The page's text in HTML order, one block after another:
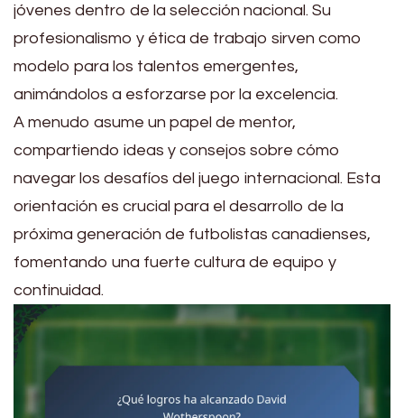
jóvenes dentro de la selección nacional. Su
profesionalismo y ética de trabajo sirven como
modelo para los talentos emergentes,
animándolos a esforzarse por la excelencia.
A menudo asume un papel de mentor,
compartiendo ideas y consejos sobre cómo
navegar los desafíos del juego internacional. Esta
orientación es crucial para el desarrollo de la
próxima generación de futbolistas canadienses,
fomentando una fuerte cultura de equipo y
continuidad.